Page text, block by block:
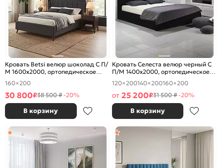
Кровать Betsi велюр шоколад С П/
М 1600x2000, ортопедическое
основание, изголовье мягкое
160×200
30 800₽38 500 ₽-20%
В корзину
Кровать Селеста велюр черный С
П/М 1400x2000, ортопедическое
основание, изголовье мягкое
120×200140×200160×200
от 25 200₽31 500 ₽-20%
В корзину